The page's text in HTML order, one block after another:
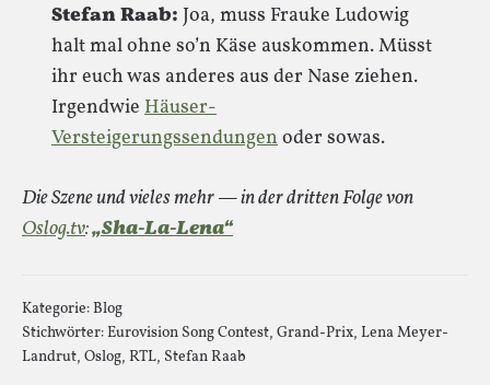
Stefan Raab: Joa, muss Frauke Ludowig
halt mal ohne so’n Käse auskommen. Müsst
ihr euch was anderes aus der Nase ziehen.
Irgendwie Häuser-
Versteigerungssendungenoder sowas.
Die Szene und vieles mehr — in der dritten Folge von
Oslog.tv:„Sha-La-Lena“
Kategorie:Blog
Stichwörter:Eurovision Song Contest, Grand-Prix, Lena Meyer-
Landrut, Oslog, RTL, Stefan Raab